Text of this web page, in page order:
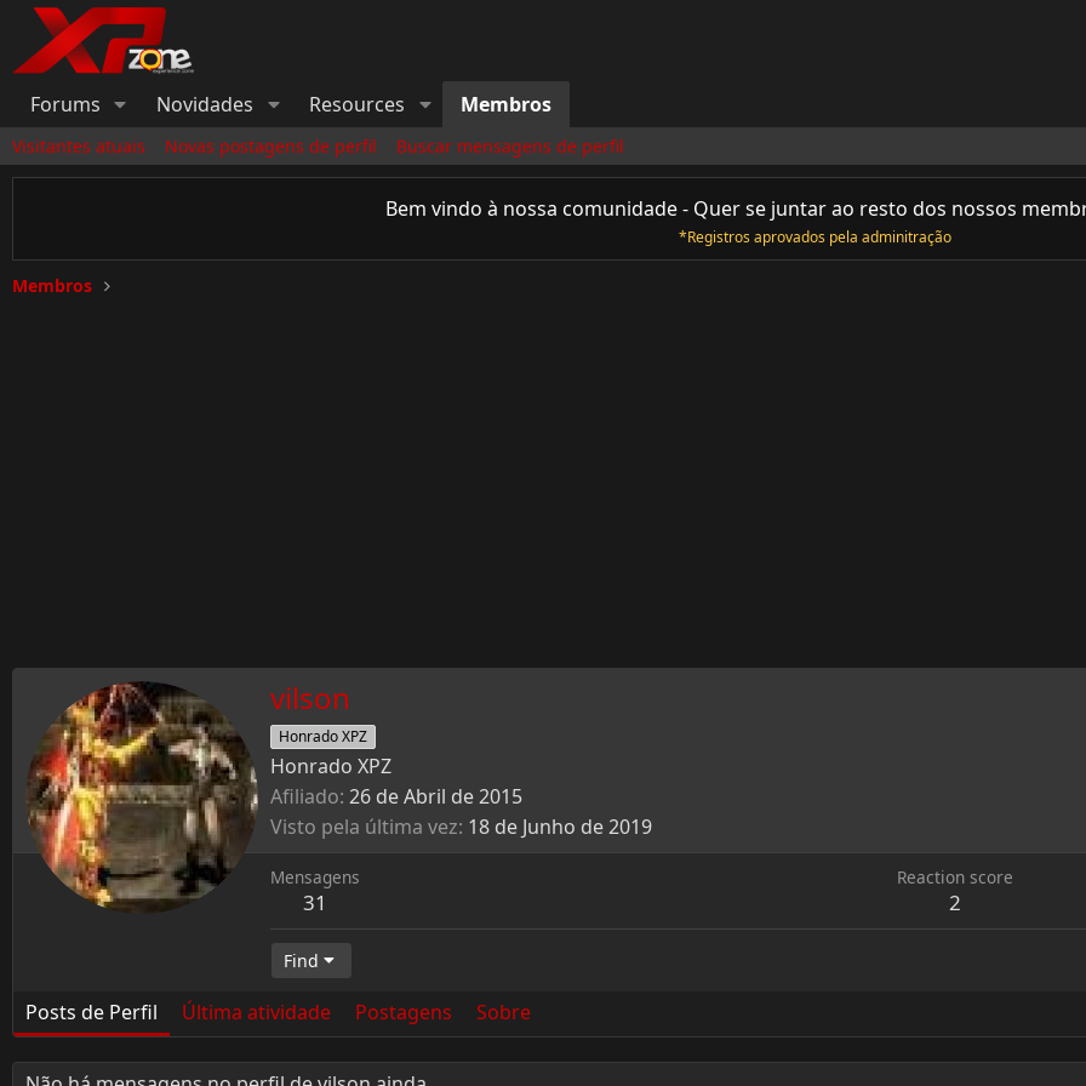
Forums Novidades Resources Membros
Visitantes atuais Novas postagens de perfil Buscar mensagens de perfil
Bem vindo à nossa comunidade - Quer se juntar ao resto dos nossos
*Registros aprovados pela adminitração
Membros
vilson
Honrado XPZ
Honrado XPZ
Afiliado 26 de Abril de 2015
Visto pela última vez 18 de Junho de 2019
Mensagens
31
Reaction score
2
Find
Posts de Perfil Última atividade Postagens Sobre